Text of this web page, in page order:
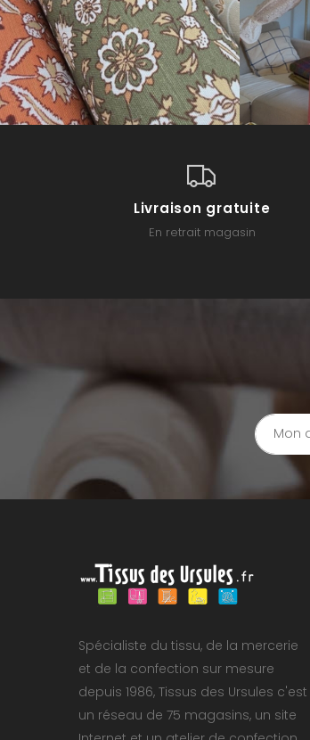
Livraison gratuite
En retrait magasin
Spécialiste du tissu, de la mercerie
et de la confection sur mesure
depuis 1986, Tissus des Ursules c'est
un réseau de 75 magasins, un site